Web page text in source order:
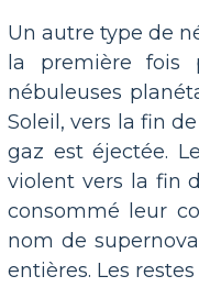
Un autre type de
la première fois
nébuleuses
Soleil, vers la fin
gaz est éjectée.
violent vers la fin
consommé leur
nom de
entières. Les